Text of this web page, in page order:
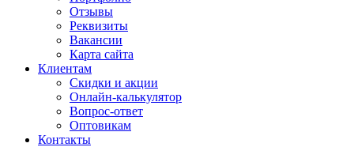
Отзывы
Реквизиты
Вакансии
Карта сайта
Клиентам
Скидки и акции
Онлайн-калькулятор
Вопрос-ответ
Оптовикам
Контакты